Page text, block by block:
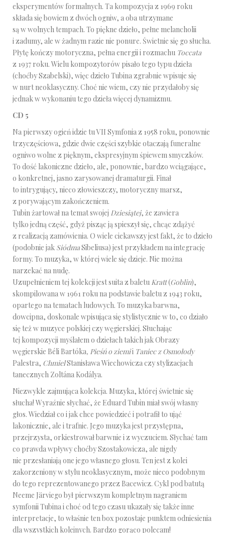
eksperymentów formalnych. Ta kompozycja z 1969 roku
składa się bowiem z dwóch ogniw, a oba utrzymane
są w wolnych tempach. To piękne dzieło, pełne melancholii
i zadumy, ale w żadnym razie nie ponure. Świetnie się go słucha.
Płytę kończy motoryczna, pełna energii i rozmachu Toccata
z 1937 roku. Wielu kompozytorów pisało tego typu dzieła
(choćby Szabelski), więc dzieło Tubina zgrabnie wpisuje się
w nurt neoklasyczny. Choć nie wiem, czy nie przydałoby się
jednak w wykonaniu tego dzieła więcej dynamizmu.
CD 5
Na pierwszy ogień idzie tu VII Symfonia z 1958 roku, ponownie
trzyczęściowa, gdzie dwie części szybkie otaczają funeralne
ogniwo wolne z pięknym, ekspresyjnym śpiewem smyczków.
To dość lakoniczne dzieło, ale, ponownie, bardzo wciągające,
o konkretnej, jasno zarysowanej dramaturgii. Finał
to intrygujący, nieco złowieszczy, motoryczny marsz,
z porywającym zakończeniem.
Tubin żartował na temat swojej Dziesiątej, że zawiera
tylko jedną część, gdyż pisząc ją spieszył się, chcąc zdążyć
z realizacją zamówienia. O wiele ciekawszy jest fakt, że to dzieło
(podobnie jak SiódmaSibeliusa) jest przykładem na integrację
formy. To muzyka, w której wiele się dzieje. Nie można
narzekać na nudę.
Uzupełnieniem tej kolekcji jest suita z baletu Kratt(Goblin),
skompilowana w 1961 roku na podstawie baletu z 1943 roku,
opartego na tematach ludowych. To muzyka barwna,
dowcipna, doskonale wpisująca się stylistycznie w to, co działo
się też w muzyce polskiej czy węgierskiej. Słuchając
tej kompozycji myślałem o dziełach takich jak Obrazy
węgierskie Béli Bartóka, Pieśń o ziemii Taniec z Osmołody
Palestra, ChmielStanisława Wiechowicza czy stylizacjach
tanecznych Zoltána Kodálya.
Niezwykle zajmująca kolekcja. Muzyka, której świetnie się
słucha! Wyraźnie słychać, że Eduard Tubin miał swój własny
głos. Wiedział co i jak chce powiedzieć i potrafił to ująć
lakonicznie, ale i trafnie. Jego muzyka jest przystępna,
przejrzysta, orkiestrował barwnie i z wyczuciem. Słychać tam
co prawda wpływy choćby Szostakowicza, ale nigdy
nie przesłaniają one jego własnego głosu. Ten jest z kolei
zakorzeniony w stylu neoklasycznym, może nieco podobnym
do tego reprezentowanego przez Bacewicz. Cykl pod batutą
Neeme Järviego był pierwszym kompletnym nagraniem
symfonii Tubina i choć od tego czasu ukazały się także inne
interpretacje, to właśnie ten box pozostaje punktem odniesienia
dla wszystkich kolejnych. Bardzo gorąco polecam!